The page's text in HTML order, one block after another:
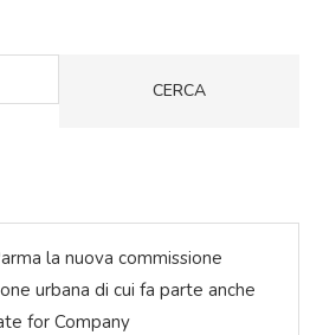
CERCA
la nuova commissione
urbana di cui fa parte anche
for Company